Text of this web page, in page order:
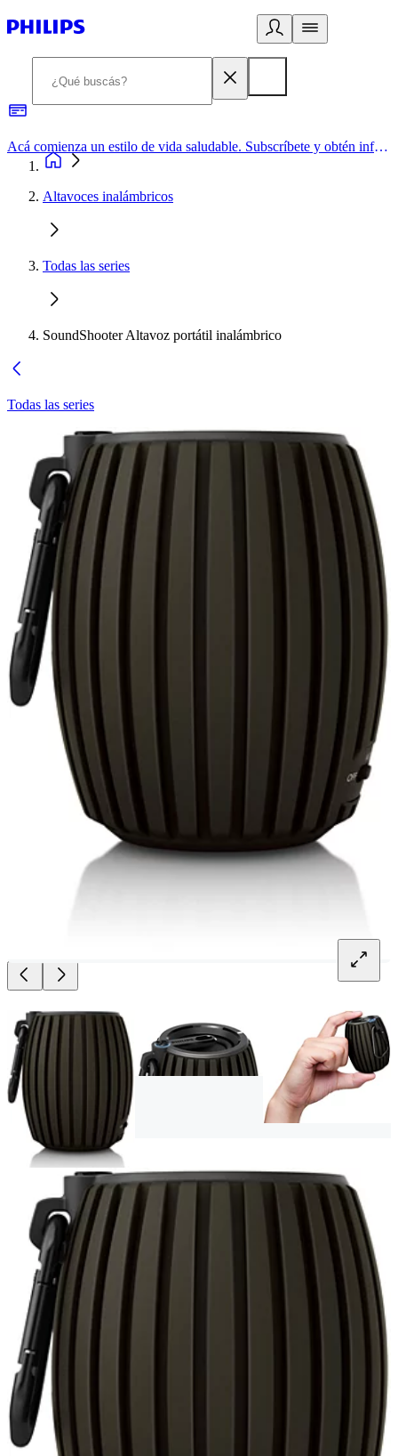
Acá comienza un estilo de vida saludable. Subscríbete y obtén información de primera mano
Altavoces inalámbricos
Todas las series
SoundShooter Altavoz portátil inalámbrico
Todas las series